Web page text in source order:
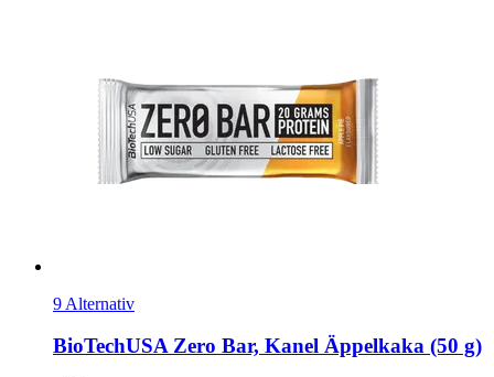
9 Alternativ
BioTechUSAZero Bar, Kanel Äppelkaka (50 g)